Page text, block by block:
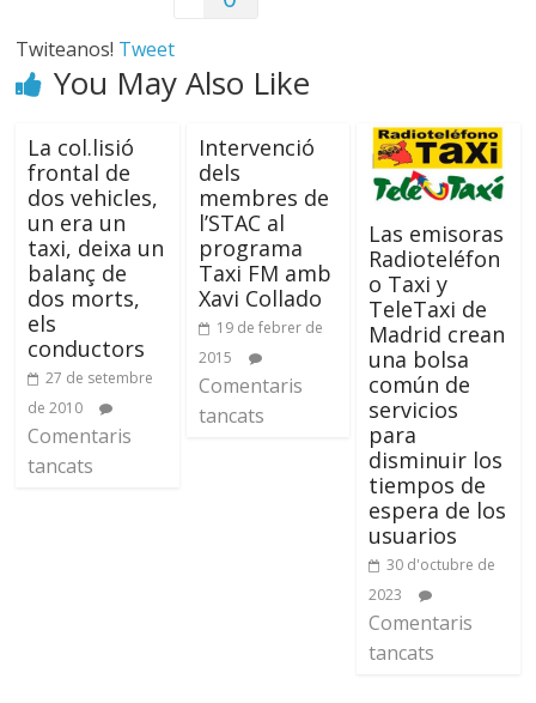
Twiteanos! Tweet
You May Also Like
La col.lisió
frontal de
dos vehicles,
un era un
taxi, deixa un
balanç de
dos morts,
els
conductors
27 de setembre
de 2010
Comentaris
tancats
Intervenció
dels
membres de
l’STAC al
programa
Taxi FM amb
Xavi Collado
19 de febrer de
2015
Comentaris
tancats
Las emisoras
Radioteléfon
o Taxi y
TeleTaxi de
Madrid crean
una bolsa
común de
servicios
para
disminuir los
tiempos de
espera de los
usuarios
30 d'octubre de
2023
Comentaris
tancats